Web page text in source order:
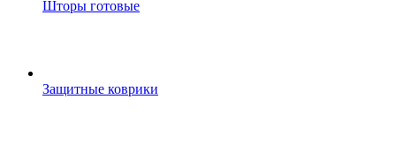
Шторы готовые
Защитные коврики